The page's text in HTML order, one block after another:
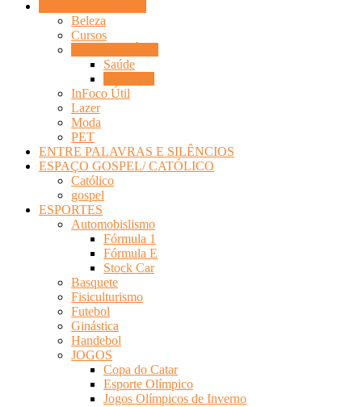
Beleza
Cursos
Saúde
InFoco Útil
Lazer
Moda
PET
ENTRE PALAVRAS E SILÊNCIOS
ESPAÇO GOSPEL/ CATÓLICO
Católico
gospel
ESPORTES
Automobislismo
Fórmula 1
Fórmula E
Stock Car
Basquete
Fisiculturismo
Futebol
Ginástica
Handebol
JOGOS
Copa do Catar
Esporte Olímpico
Jogos Olímpicos de Inverno